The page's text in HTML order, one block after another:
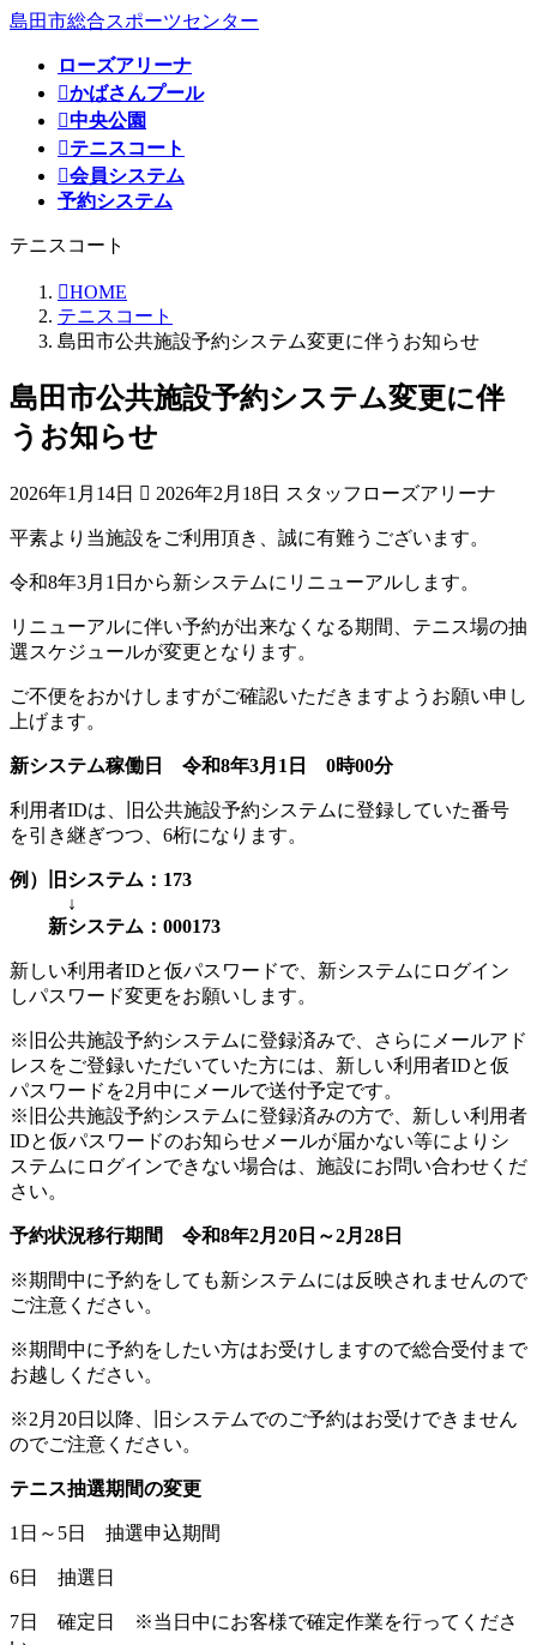
コ
プ
ナ
動
島田市総合スポーツセンター
ローズアリーナ
かばさんプール
中央公園
テニスコート
会員システム
予約システム
テニスコート
HOME
テニスコート
島田市公共施設予約システム変更に伴うお知らせ
島田市公共施設予約システム変更に伴
うお知らせ
2026年1月14日
最
更
日
時
:
2026年2月18日 スタッフローズアリーナ
平素より当施設をご利用頂き、誠に有難うございます。
令和8年3月1日から新システムにリニューアルします。
リニューアルに伴い予約が出来なくなる期間、テニス場の抽
選スケジュールが変更となります。
ご不便をおかけしますがご確認いただきますようお願い申し
上げます。
新システム稼働日 令和8年3月1日 0時00分
利用者IDは、旧公共施設予約システムに登録していた番号
を引き継ぎつつ、6桁になります。
例）旧システム：173
↓
新システム：000173
新しい利用者IDと仮パスワードで、新システムにログイン
しパスワード変更をお願いします。
※旧公共施設予約システムに登録済みで、さらにメールアド
レスをご登録いただいていた方には、新しい利用者IDと仮
パスワードを2月中にメールで送付予定です。
※旧公共施設予約システムに登録済みの方で、新しい利用者
IDと仮パスワードのお知らせメールが届かない等によりシ
ステムにログインできない場合は、施設にお問い合わせくだ
さい。
予約状況移行期間 令和8年2月20日～2月28日
※期間中に予約をしても新システムには反映されませんので
ご注意ください。
※期間中に予約をしたい方はお受けしますので総合受付まで
お越しください。
※2月20日以降、旧システムでのご予約はお受けできません
のでご注意ください。
テニス抽選期間の変更
1日～5日 抽選申込期間
6日 抽選日
7日 確定日 ※当日中にお客様で確定作業を行ってくださ